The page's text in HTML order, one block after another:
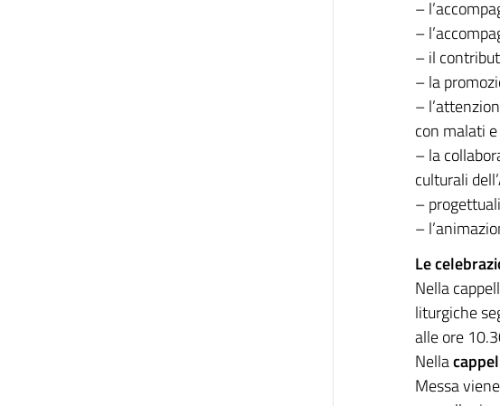
–
–
– il
– la
–
con malati
– la
culturali
–
–
Le
Nella
liturgiche
alle ore
Nella
Messa